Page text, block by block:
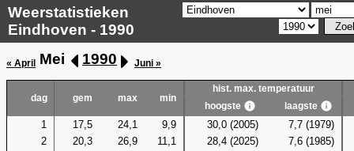
Weerstatistieken
Eindhoven - 1990
« April Mei 1990 Juni »
dag gem max min
hist. max. temperatuur
hoogste
laagste
1 17,5 24,1 9,9 30,0 (2005)
7,7 (1979)
2
20,3 26,9 11,1 28,4 (2025)
7,6 (1985)